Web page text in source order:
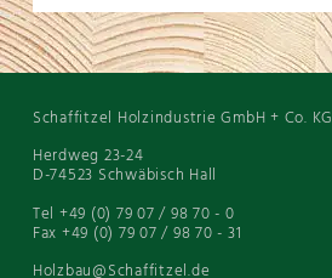
Schaffitzel Holzindustrie GmbH + Co. KG
Herdweg 23-24
D-74523 Schwäbisch Hall
Tel +49 (0) 79 07 / 98 70 - 0
Fax +49 (0) 79 07 / 98 70 - 31
Holzbau@Schaffitzel.de